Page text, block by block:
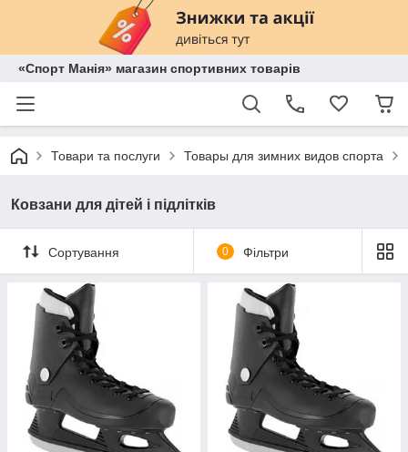
«Спорт Манія» магазин спортивних товарів
Товари та послуги Товары для зимних видов спорта
Ковзани для дітей і підлітків
Сортування 0 Фільтри